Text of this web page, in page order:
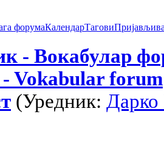
форумаКалендарТагови
- Вокабулар
Vokabular forum
(Уредник: Дарко